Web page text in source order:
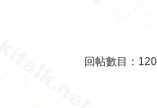
回帖數目： 120